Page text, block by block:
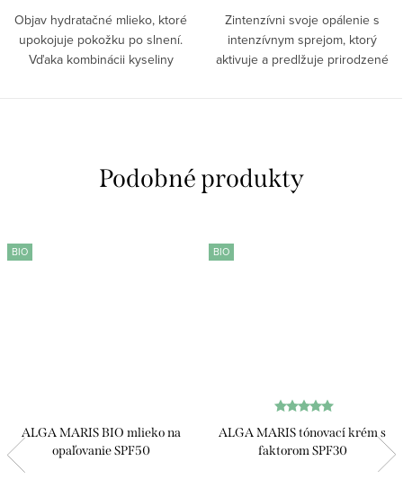
Objav hydratačné mlieko, ktoré
upokojuje pokožku po slnení.
Vďaka kombinácii kyseliny
Zintenzívni svoje opálenie s
intenzívnym sprejom, ktorý
aktivuje a predlžuje prirodzené
BIO
ALGA MARIS BIO mlieko na
opaľovanie SPF50
BIO
ALGA MARIS tónovací krém s
faktorom SPF30